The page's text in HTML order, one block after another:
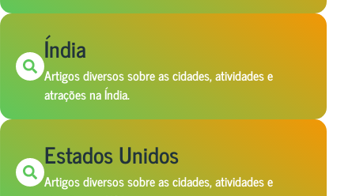
Índia
Artigos diversos sobre as cidades, atividades e
atrações na Índia.
Estados Unidos
Artigos diversos sobre as cidades, atividades e